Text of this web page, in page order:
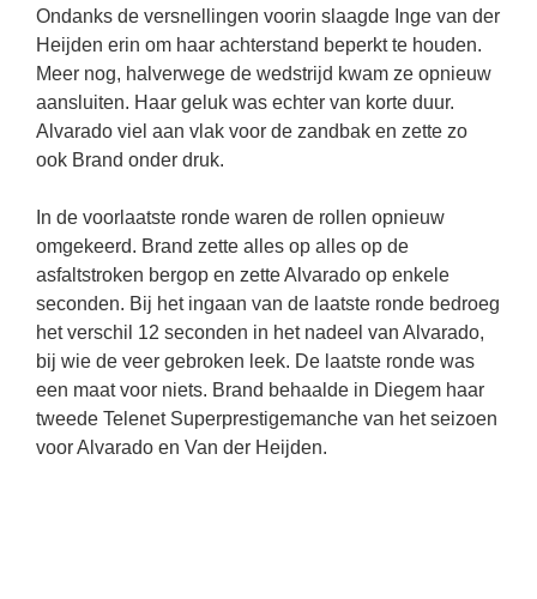
Ondanks de versnellingen voorin slaagde Inge van der
Heijden erin om haar achterstand beperkt te houden.
Meer nog, halverwege de wedstrijd kwam ze opnieuw
aansluiten. Haar geluk was echter van korte duur.
Alvarado viel aan vlak voor de zandbak en zette zo
ook Brand onder druk.
In de voorlaatste ronde waren de rollen opnieuw
omgekeerd. Brand zette alles op alles op de
asfaltstroken bergop en zette Alvarado op enkele
seconden. Bij het ingaan van de laatste ronde bedroeg
het verschil 12 seconden in het nadeel van Alvarado,
bij wie de veer gebroken leek. De laatste ronde was
een maat voor niets. Brand behaalde in Diegem haar
tweede Telenet Superprestigemanche van het seizoen
voor Alvarado en Van der Heijden.